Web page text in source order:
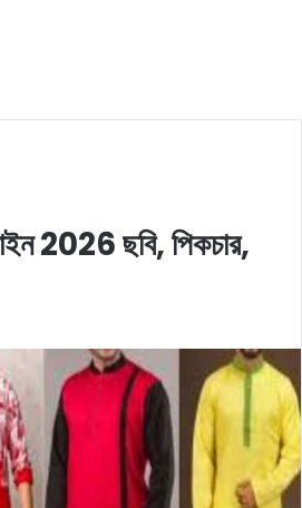
2026 ছবি, পিকচার,